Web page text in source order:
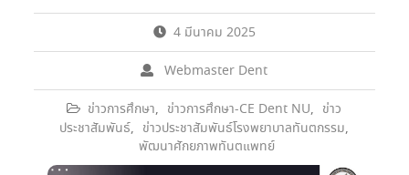
4 มีนาคม 2025
Webmaster Dent
ข่าวการศึกษา, ข่าวการศึกษา-CE Dent NU, ข่าว
ประชาสัมพันธ์, ข่าวประชาสัมพันธ์โรงพยาบาลทันตกรรม,
พัฒนาศักยภาพทันตแพทย์